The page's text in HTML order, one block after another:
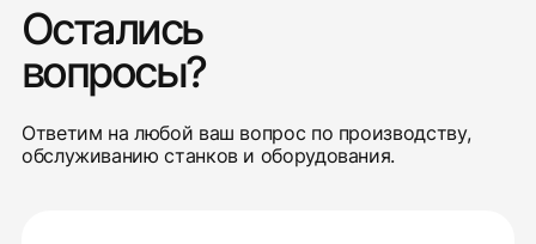
Остались
вопросы?
Ответим на любой ваш вопрос по производству,
обслуживанию станков и оборудования.